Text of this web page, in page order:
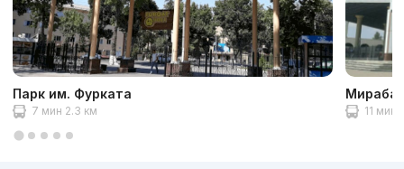
Парк им. Фурката
7 мин 2.3 км 11 мин